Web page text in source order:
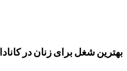
بهترین شغل برای زنان در کانادا